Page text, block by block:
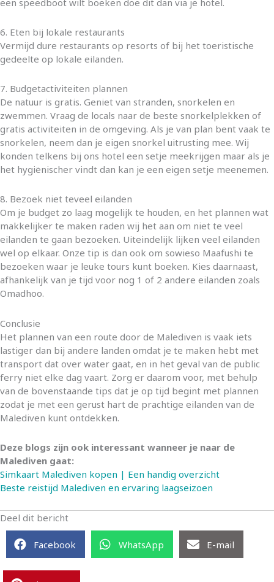
6. Eten bij lokale restaurants
Vermijd dure restaurants op resorts of bij het toeristische
gedeelte op lokale eilanden.
7. Budgetactiviteiten plannen
De natuur is gratis. Geniet van stranden, snorkelen en
zwemmen. Vraag de locals naar de beste snorkelplekken of
gratis activiteiten in de omgeving. Als je van plan bent vaak te
snorkelen, neem dan je eigen snorkel uitrusting mee. Wij
konden telkens bij ons hotel een setje meekrijgen maar als je
het hygiënischer vindt dan kan je een eigen setje meenemen.
8. Bezoek niet teveel eilanden
Om je budget zo laag mogelijk te houden, en het plannen wat
makkelijker te maken raden wij het aan om niet te veel
eilanden te gaan bezoeken. Uiteindelijk lijken veel eilanden
wel op elkaar. Onze tip is dan ook om sowieso Maafushi te
bezoeken waar je leuke tours kunt boeken. Kies daarnaast,
afhankelijk van je tijd voor nog 1 of 2 andere eilanden zoals
Omadhoo.
Conclusie
Het plannen van een route door de Malediven is vaak iets
lastiger dan bij andere landen omdat je te maken hebt met
transport dat over water gaat, en in het geval van de public
ferry niet elke dag vaart. Zorg er daarom voor, met behulp
van de bovenstaande tips dat je op tijd begint met plannen
zodat je met een gerust hart de prachtige eilanden van de
Malediven kunt ontdekken.
Deze blogs zijn ook interessant wanneer je naar de
Malediven gaat:
Simkaart Malediven kopen | Een handig overzicht
Beste reistijd Malediven en ervaring laagseizoen
Deel dit bericht
Facebook WhatsApp E-mail